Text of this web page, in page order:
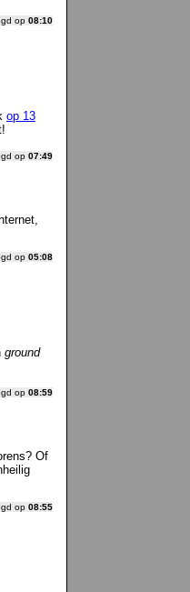
op 08:10
op 13
op 07:49
op 05:08
ground
op 08:59
Of
op 08:55